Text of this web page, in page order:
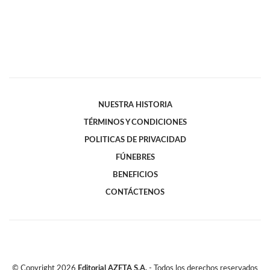
NUESTRA HISTORIA
TÉRMINOS Y CONDICIONES
POLITICAS DE PRIVACIDAD
FÚNEBRES
BENEFICIOS
CONTÁCTENOS
© Copyright 2026 Editorial AZETA S.A. - Todos los derechos reservados